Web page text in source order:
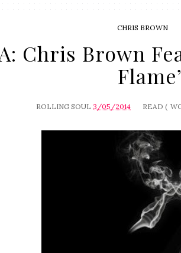
CHRIS BROWN
Chris Brown
ROLLING SOUL3/05/2014 READ (